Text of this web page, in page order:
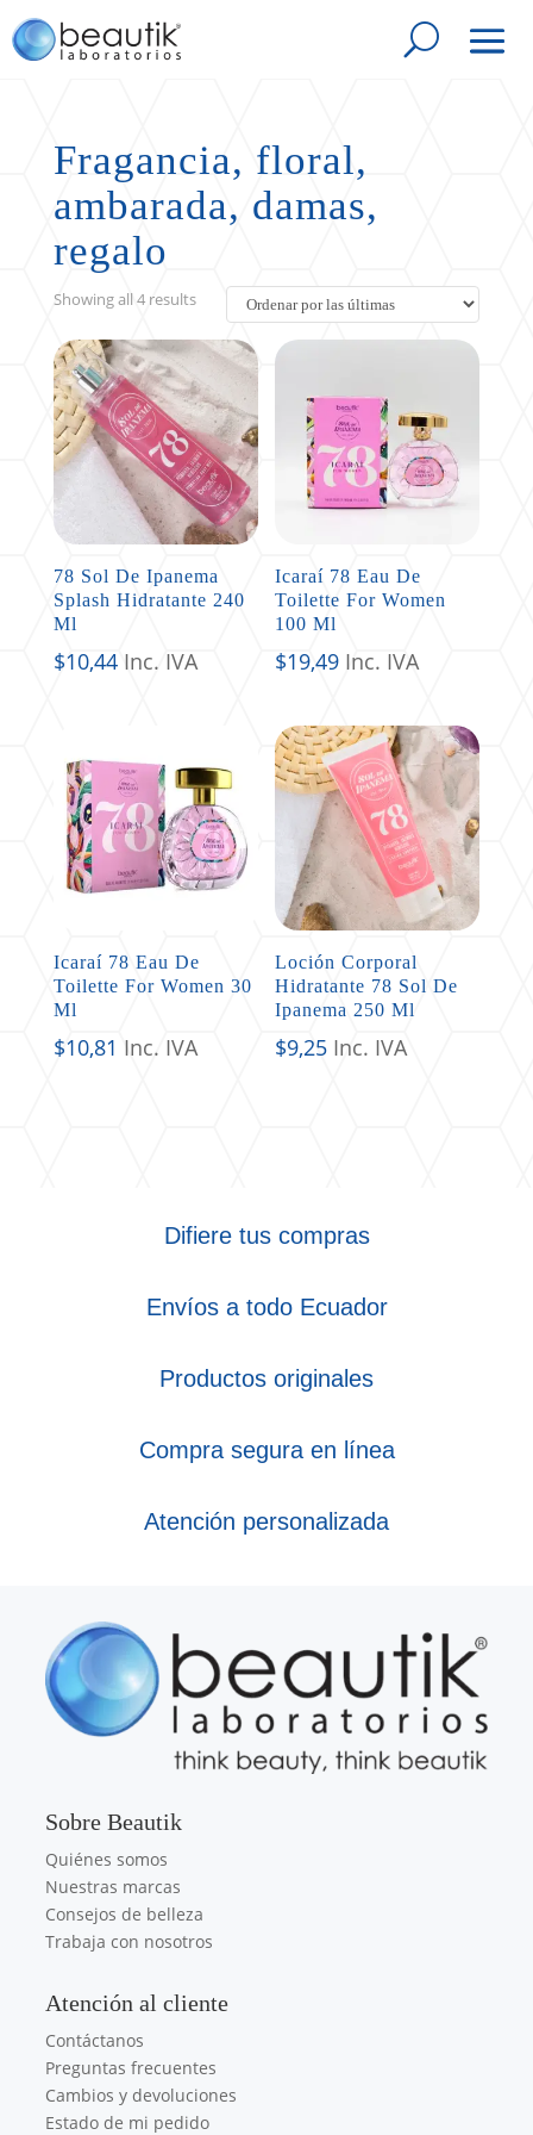
Fragancia, floral,
ambarada, damas,
regalo
Showing all 4 resultsSorted
latest
78 Sol De Ipanema
Splash Hidratante 240
Ml
$10,44 Inc. IVA
Icaraí 78 Eau De
Toilette For Women
100 Ml
$19,49 Inc. IVA
Icaraí 78 Eau De
Toilette For Women 30
Ml
$10,81 Inc. IVA
Loción Corporal
Hidratante 78 Sol De
Ipanema 250 Ml
$9,25 Inc. IVA
Difiere tus compras
Envíos a todo Ecuador
Productos originales
Compra segura en línea
Atención personalizada
Sobre Beautik
Quiénes somos
Nuestras marcas
Consejos de belleza
Trabaja con nosotros
Atención al cliente
Contáctanos
Preguntas frecuentes
Cambios y devoluciones
Estado de mi pedido